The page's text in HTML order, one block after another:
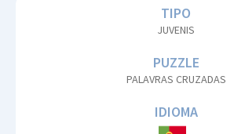
TIPO
JUVENIS
PUZZLE
PALAVRAS CRUZADAS
IDIOMA